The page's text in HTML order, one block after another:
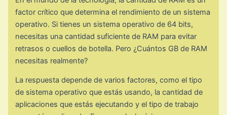
factor crítico que determina el rendimiento de un sistema
operativo. Si tienes un sistema operativo de 64 bits,
necesitas una cantidad suficiente de RAM para evitar
retrasos o cuellos de botella. Pero ¿Cuántos GB de RAM
necesitas realmente?
La respuesta depende de varios factores, como el tipo
de sistema operativo que estás usando, la cantidad de
aplicaciones que estás ejecutando y el tipo de trabajo